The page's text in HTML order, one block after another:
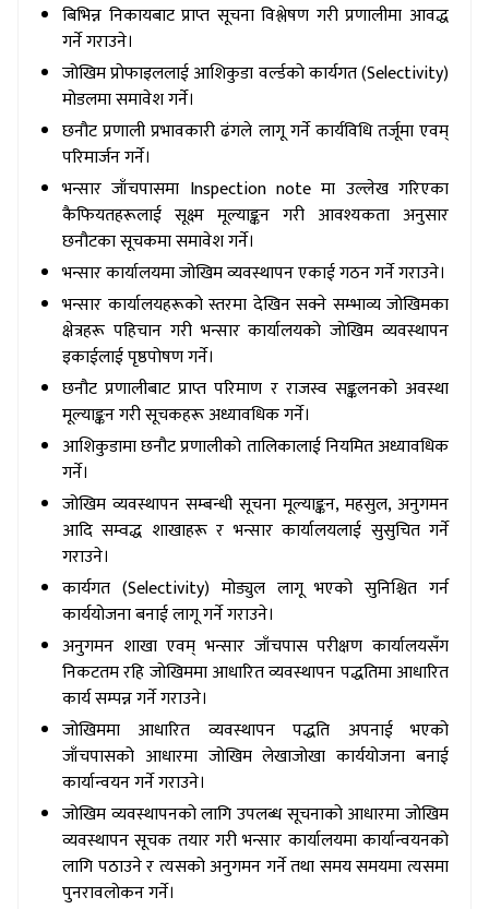
बिभिन्न निकायबाट प्राप्त सूचना विश्लेषण गरी प्रणालीमा आवद्ध
गर्ने गराउने।
जोखिम प्रोफाइललाई आशिकुडा वर्ल्डको कार्यगत (Selectivity)
मोडलमा समावेश गर्ने।
छनौट प्रणाली प्रभावकारी ढंगले लागू गर्ने कार्यविधि तर्जूमा एवम्
परिमार्जन गर्ने।
भन्सार जाँचपासमा Inspection note मा उल्लेख गरिएका
कैफियतहरूलाई सूक्ष्म मूल्याङ्कन गरी आवश्यकता अनुसार
छनौटका सूचकमा समावेश गर्ने।
भन्सार कार्यालयमा जोखिम व्यवस्थापन एकाई गठन गर्ने गराउने।
भन्सार कार्यालयहरूको स्तरमा देखिन सक्ने सम्भाव्य जोखिमका
क्षेत्रहरू पहिचान गरी भन्सार कार्यालयको जोखिम व्यवस्थापन
इकाईलाई पृष्ठपोषण गर्ने।
छनौट प्रणालीबाट प्राप्त परिमाण र राजस्व सङ्कलनको अवस्था
मूल्याङ्कन गरी सूचकहरू अध्यावधिक गर्ने।
आशिकुडामा छनौट प्रणालीको तालिकालाई नियमित अध्यावधिक
गर्ने।
जोखिम व्यवस्थापन सम्बन्धी सूचना मूल्याङ्कन, महसुल, अनुगमन
आदि सम्वद्ध शाखाहरू र भन्सार कार्यालयलाई सुसुचित गर्ने
गराउने।
कार्यगत (Selectivity) मोड्युल लागू भएको सुनिश्चित गर्न
कार्ययोजना बनाई लागू गर्ने गराउने।
अनुगमन शाखा एवम् भन्सार जाँचपास परीक्षण कार्यालयसँग
निकटतम रहि जोखिममा आधारित व्यवस्थापन पद्धतिमा आधारित
कार्य सम्पन्न गर्ने गराउने।
जोखिममा आधारित व्यवस्थापन पद्धति अपनाई भएको
जाँचपासको आधारमा जोखिम लेखाजोखा कार्ययोजना बनाई
कार्यान्वयन गर्ने गराउने।
जोखिम व्यवस्थापनको लागि उपलब्ध सूचनाको आधारमा जोखिम
व्यवस्थापन सूचक तयार गरी भन्सार कार्यालयमा कार्यान्वयनको
लागि पठाउने र त्यसको अनुगमन गर्ने तथा समय समयमा त्यसमा
पुनरावलोकन गर्ने।